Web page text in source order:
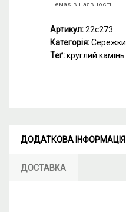
Немає в наявності
Артикул:22с273
Категорія:Сережки
Теґ:круглий камінь
ДОДАТКОВА ІНФОРМАЦІЯ
ДОСТАВКА